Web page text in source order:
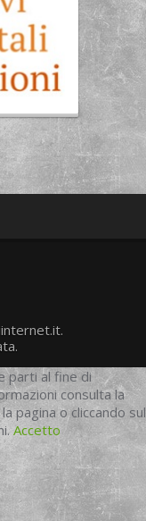
parti al fine di
consulta la
pagina o cliccando sul
Accetto